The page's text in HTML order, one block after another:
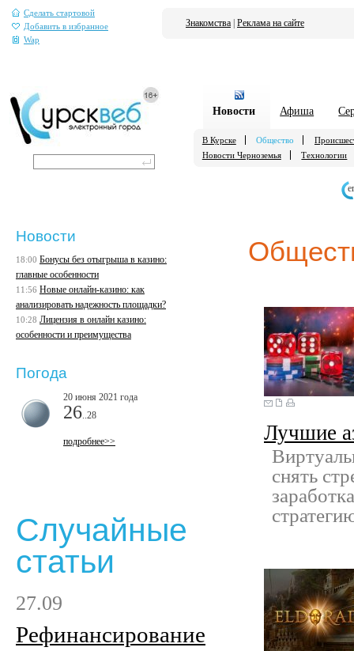
Сделать стартовой
Добавить в избранное
Wap
Знакомства Реклама на сайте
Новости Афиша
В Курске Общество
Новости Черноземья
Технологии
Лучшие
снять
Новости
18:00 Бонусы без отыгрыша в казино:
главные особенности
11:56 Новые онлайн-казино: как
анализировать надежность площадки?
10:28 Лицензия в онлайн казино:
особенности и преимущества
Погода
20 июня 2021 года
26 ..28
подробнее>>
Случайные
статьи
27.09
Рефинансирование